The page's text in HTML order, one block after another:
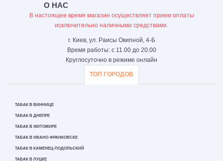
О НАС
В настоящее время магазин осуществляет прием оплаты
исключительно наличными средствами.
г. Киев, ул. Раисы Окипной, 4-Б
Время работы: с 11.00 до 20.00
Круглосуточно в режиме онлайн
ТОП ГОРОДОВ
ТАБАК В ВИННИЦЕ
ТАБАК В ДНЕПРЕ
ТАБАК В ЖИТОМИРЕ
ТАБАК В ИВАНО-ФРАНКОВСКЕ
ТАБАК В КАМЕНЕЦ-ПОДОЛЬСКИЙ
ТАБАК В ЛУЦКЕ